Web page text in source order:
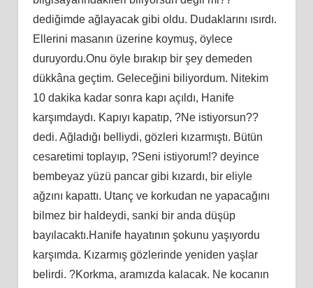
dediğimde ağlayacak gibi oldu. Dudaklarını ısırdı.
Ellerini masanın üzerine koymuş, öylece
duruyordu.Onu öyle bırakıp bir şey demeden
dükkâna geçtim. Geleceğini biliyordum. Nitekim
10 dakika kadar sonra kapı açıldı, Hanife
karşımdaydı. Kapıyı kapatıp, ?Ne istiyorsun??
dedi. Ağladığı belliydi, gözleri kızarmıştı. Bütün
cesaretimi toplayıp, ?Seni istiyorum!? deyince
bembeyaz yüzü pancar gibi kızardı, bir eliyle
ağzını kapattı. Utanç ve korkudan ne yapacağını
bilmez bir haldeydi, sanki bir anda düşüp
bayılacaktı.Hanife hayatının şokunu yaşıyordu
karşımda. Kızarmış gözlerinde yeniden yaşlar
belirdi. ?Korkma, aramızda kalacak. Ne kocanın